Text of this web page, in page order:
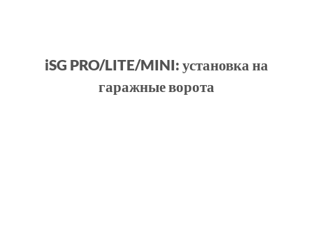
iSG PRO/LITE/MINI: установка на
гаражные ворота